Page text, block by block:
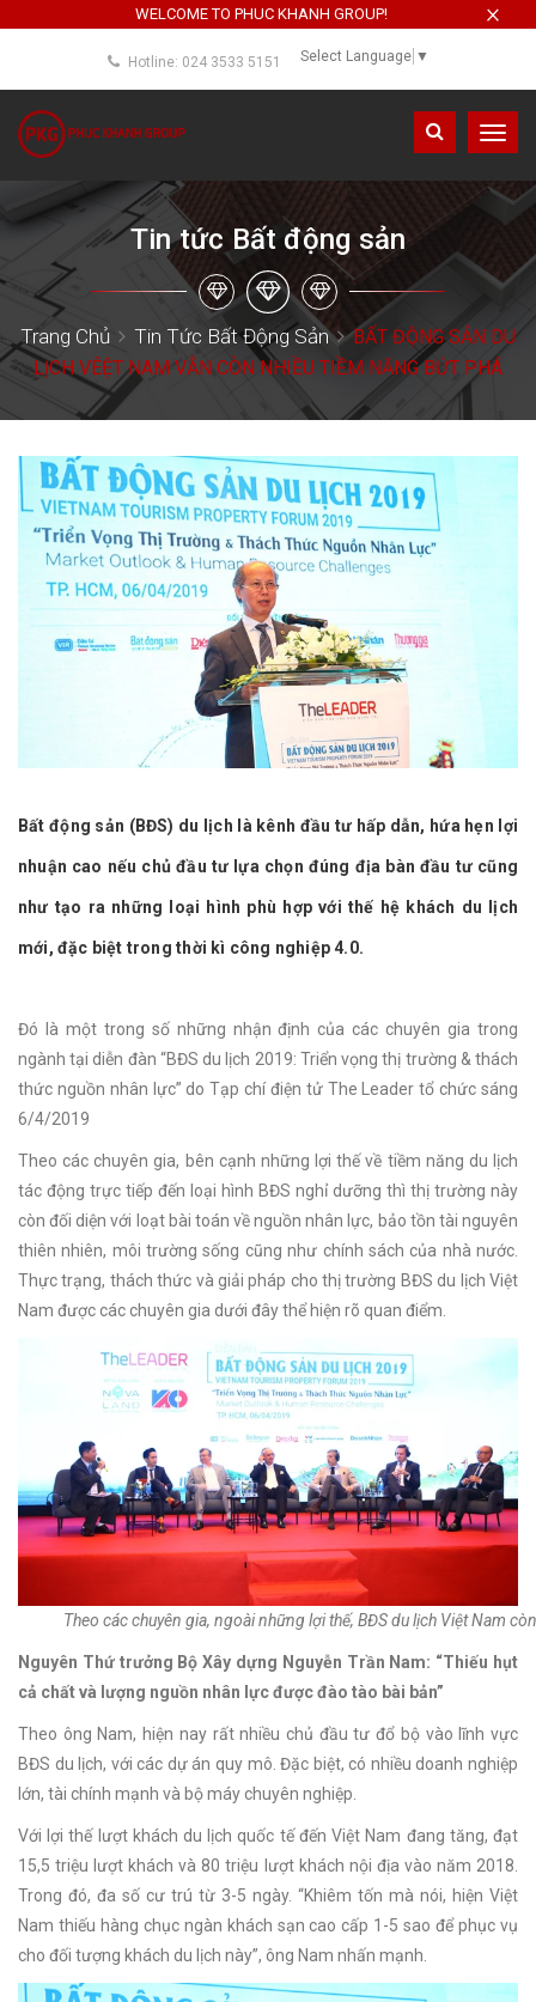
×
WELCOME TO PHUC KHANH GROUP!
Hotline: 024 3533 5151 Select Language ▼
Tin tức Bất động sản
Trang Chủ Tin Tức Bất Động Sản
BẤT ĐỘNG SẢN DU
LỊCH VÊỆT NAM VẪN CÒN NHIỀU TIỀM NĂNG BỨT PHÁ
Bất động sản (BĐS) du lịch là kênh đầu tư hấp dẫn, hứa hẹn lợi
nhuận cao nếu chủ đầu tư lựa chọn đúng địa bàn đầu tư cũng
như tạo ra những loại hình phù hợp với thế hệ khách du lịch
mới, đặc biệt trong thời kì công nghiệp 4.0.
Đó là một trong số những nhận định của các chuyên gia trong
ngành tại diễn đàn “BĐS du lịch 2019: Triển vọng thị trường & thách
thức nguồn nhân lực” do Tạp chí điện tử The Leader tổ chức sáng
6/4/2019
Theo các chuyên gia, bên cạnh những lợi thế về tiềm năng du lịch
tác động trực tiếp đến loại hình BĐS nghỉ dưỡng thì thị trường này
còn đối diện với loạt bài toán về nguồn nhân lực, bảo tồn tài nguyên
thiên nhiên, môi trường sống cũng như chính sách của nhà nước.
Thực trạng, thách thức và giải pháp cho thị trường BĐS du lịch Việt
Nam được các chuyên gia dưới đây thể hiện rõ quan điểm.
Theo các chuyên gia, ngoài những lợi thế, BĐS du lịch Việt Nam
Nguyên Thứ trưởng Bộ Xây dựng Nguyễn Trần Nam: “Thiếu hụt
cả chất và lượng nguồn nhân lực được đào tào bài bản”
Theo ông Nam, hiện nay rất nhiều chủ đầu tư đổ bộ vào lĩnh vực
BĐS du lịch, với các dự án quy mô. Đặc biệt, có nhiều doanh nghiệp
lớn, tài chính mạnh và bộ máy chuyên nghiệp.
Với lợi thế lượt khách du lịch quốc tế đến Việt Nam đang tăng, đạt
15,5 triệu lượt khách và 80 triệu lượt khách nội địa vào năm 2018.
Trong đó, đa số cư trú từ 3-5 ngày. “Khiêm tốn mà nói, hiện Việt
Nam thiếu hàng chục ngàn khách sạn cao cấp 1-5 sao để phục vụ
cho đối tượng khách du lịch này”, ông Nam nhấn mạnh.